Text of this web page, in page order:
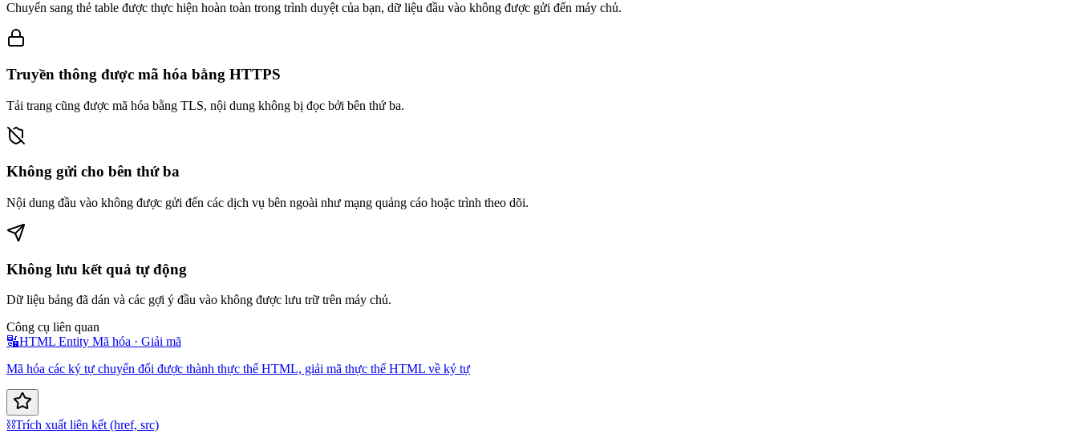
Chuyển sang thẻ table được thực hiện hoàn toàn trong trình duyệt của bạn, dữ liệu đầu vào không được gửi đến máy chủ.
Truyền thông được mã hóa bằng HTTPS
Tải trang cũng được mã hóa bằng TLS, nội dung không bị đọc bởi bên thứ ba.
Không gửi cho bên thứ ba
Nội dung đầu vào không được gửi đến các dịch vụ bên ngoài như mạng quảng cáo hoặc trình theo dõi.
Không lưu kết quả tự động
Dữ liệu bảng đã dán và các gợi ý đầu vào không được lưu trữ trên máy chủ.
Công cụ liên quan
🔣HTML Entity Mã hóa · Giải mã
Mã hóa các ký tự chuyển đổi được thành thực thể HTML, giải mã thực thể HTML về ký tự
⛓️Trích xuất liên kết (href, src)